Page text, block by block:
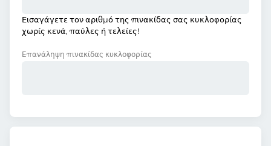
Εισαγάγετε τον αριθμό της πινακίδας σας κυκλοφορίας
χωρίς κενά, παύλες ή τελείες!
Επανάληψη πινακίδας κυκλοφορίας